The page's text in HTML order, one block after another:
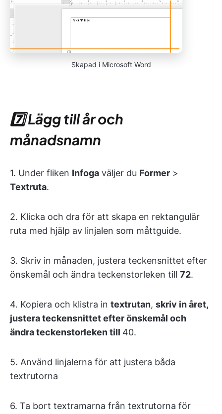
Skapad i Microsoft Word
7️⃣Lägg till år och
månadsnamn
1. Under fliken Infoga väljer du Former >
Textruta.
2. Klicka och dra för att skapa en rektangulär
ruta med hjälp av linjalen som måttguide.
3. Skriv in månaden, justera teckensnittet efter
önskemål och ändra teckenstorleken till 72.
4. Kopiera och klistra in textrutan, skriv in året,
justera teckensnittet efter önskemål och
ändra teckenstorleken till 40.
5. Använd linjalerna för att justera båda
textrutorna
6. Ta bort textramarna från textrutorna för